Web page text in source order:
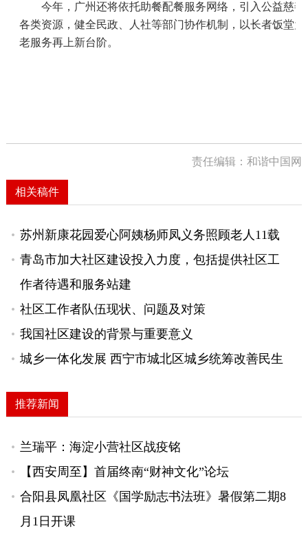
今年，广州还将依托助餐配餐服务网络，引入公益慈善
各类资源，健全民政、人社等部门协作机制，以长者饭堂
老服务再上新台阶。
责任编辑：和谐中国网
相关稿件
苏州新康花园爱心阿姨杨师凤义务照顾老人11载
青岛市加大社区建设投入力度，包括提供社区工
作者待遇和服务站建
社区工作者队伍现状、问题及对策
我国社区建设的背景与重要意义
城乡一体化发展 西宁市城北区城乡统筹改善民生
推荐新闻
兰瑞平：海淀小营社区战疫铭
【西安周至】首届终南“财神文化”论坛
合阳县凤凰社区《国学励志书法班》暑假第二期8
月1日开课